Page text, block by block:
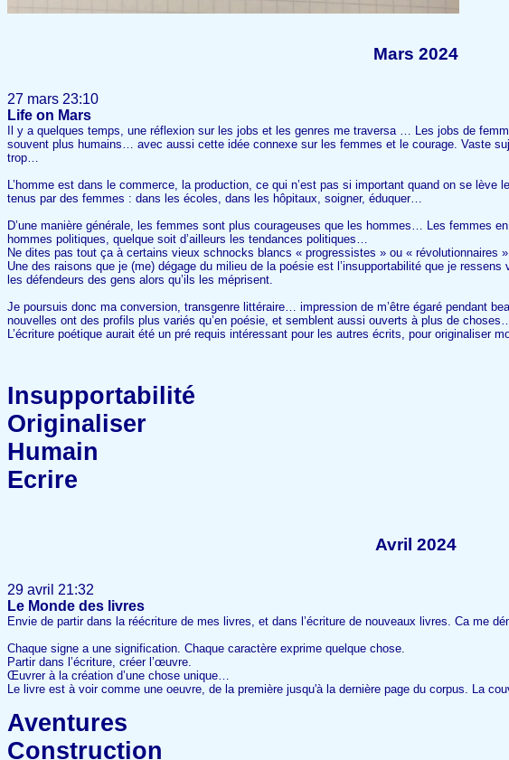
Mars 2024
27 mars 23:10
Life on Mars
Il y a quelques temps, une réflexion sur les jobs et les genres me traversa … Les jobs de
souvent plus humains… avec aussi cette idée connexe sur les femmes et le courage. Vaste
trop…
L’homme est dans le commerce, la production, ce qui n’est pas si important quand on se
tenus par des femmes : dans les écoles, dans les hôpitaux, soigner, éduquer…
D’une manière générale, les femmes sont plus courageuses que les hommes… Les femmes
hommes politiques, quelque soit d’ailleurs les tendances politiques…
Ne dites pas tout ça à certains vieux schnocks blancs « progressistes » ou « révolutionnaires
Une des raisons que je (me) dégage du milieu de la poésie est l’insupportabilité que je
les défendeurs des gens alors qu’ils les méprisent.
Je poursuis donc ma conversion, transgenre littéraire… impression de m’être égaré pendant
nouvelles ont des profils plus variés qu’en poésie, et semblent aussi ouverts à plus de
L’écriture poétique aurait été un pré requis intéressant pour les autres écrits, pour originaliser
Insupportabilité
Originaliser
Humain
Ecrire
Avril 2024
29 avril 21:32
Le Monde des livres
Envie de partir dans la réécriture de mes livres, et dans l’écriture de nouveaux livres. Ca me
Chaque signe a une signification. Chaque caractère exprime quelque chose.
Partir dans l’écriture, créer l’œuvre.
Œuvrer à la création d’une chose unique…
Le livre est à voir comme une oeuvre, de la première jusqu'à la dernière page du corpus. La
Aventures
Construction